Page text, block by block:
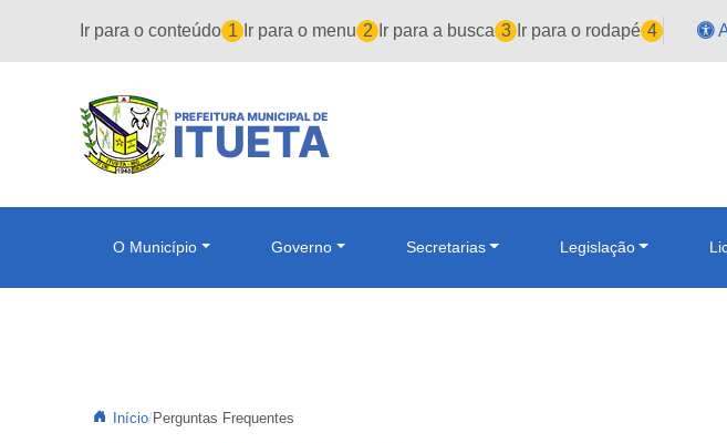
Ir para o conteúdo 1 Ir para o menu 2 Ir para a busca 3 Ir para o rodapé 4
O Município Governo Secretarias Legislação
Início Perguntas Frequentes